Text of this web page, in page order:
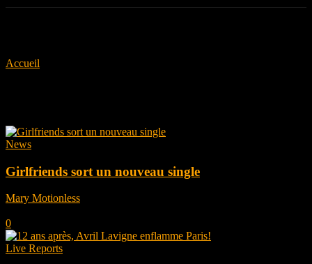
Accueil
News
Girlfriends sort un nouveau single
Mary Motionless
0
Live Reports